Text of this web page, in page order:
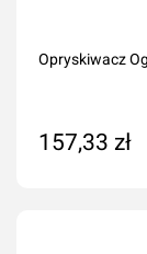
Opryskiwacz
157,33 zł